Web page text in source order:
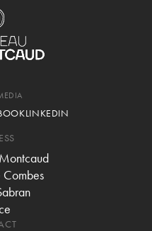
LINKEDIN